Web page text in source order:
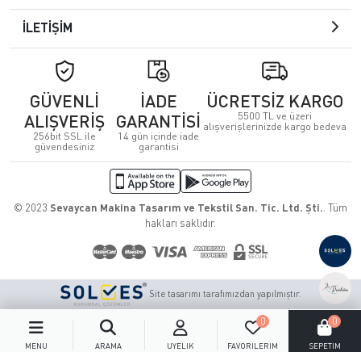
MENÜ ARAMA ÜYELIK FAVORILERIM
0
SEPETIM
0
İLETİŞİM
GÜVENLİ
ALIŞVERİŞ
256bit SSL ile
güvendesiniz
İADE
GARANTİSİ
14 gün içinde iade
garantisi
ÜCRETSİZ KARGO
5500 TL ve üzeri
alışverişlerinizde kargo bedeva
© 2023 Sevaycan Makina Tasarım ve Tekstil San. Tic. Ltd. Şti.. Tüm
hakları saklıdır.
Site tasarımı tarafımızdan yapılmıştır.